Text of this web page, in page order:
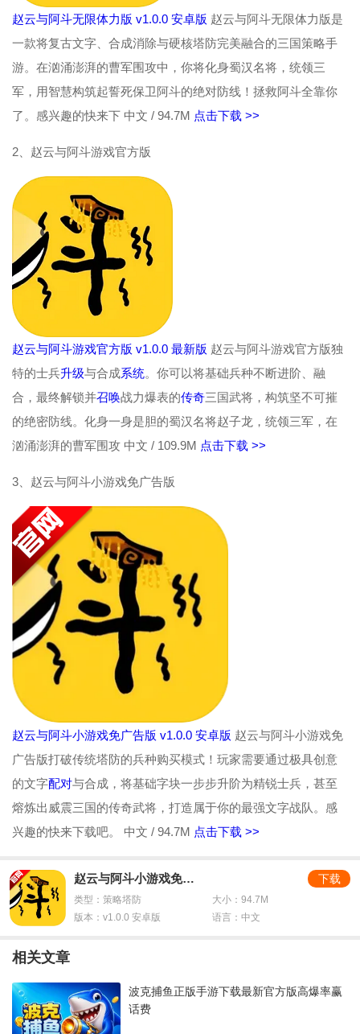
赵云与阿斗无限体力版 v1.0.0 安卓版 赵云与阿斗无限体力版是
一款将复古文字、合成消除与硬核塔防完美融合的三国策略手
游。在汹涌澎湃的曹军围攻中，你将化身蜀汉名将，统领三
军，用智慧构筑起誓死保卫阿斗的绝对防线！拯救阿斗全靠你
了。感兴趣的快来下 中文 / 94.7M 点击下载 >>
2、赵云与阿斗游戏官方版
赵云与阿斗游戏官方版 v1.0.0 最新版 赵云与阿斗游戏官方版独
特的士兵升级与合成系统。你可以将基础兵种不断进阶、融
合，最终解锁并召唤战力爆表的传奇三国武将，构筑坚不可摧
的绝密防线。化身一身是胆的蜀汉名将赵子龙，统领三军，在
汹涌澎湃的曹军围攻 中文 / 109.9M 点击下载 >>
3、赵云与阿斗小游戏免广告版
赵云与阿斗小游戏免广告版 v1.0.0 安卓版 赵云与阿斗小游戏免
广告版打破传统塔防的兵种购买模式！玩家需要通过极具创意
的文字配对与合成，将基础字块一步步升阶为精锐士兵，甚至
熔炼出威震三国的传奇武将，打造属于你的最强文字战队。感
兴趣的快来下载吧。
中文 / 94.7M 点击下载 >>
赵云与阿斗小游戏免广告版
类型：策略塔防
大小：94.7M
版本：v1.0.0 安卓版
语言：中文
下载
相关文章
波克捕鱼正版手游下载最新官方版高爆率赢
话费